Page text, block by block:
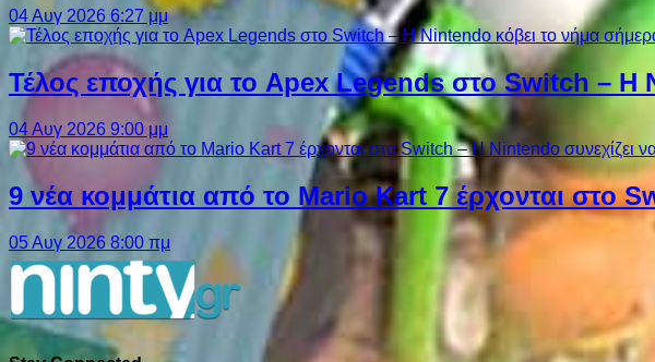
04 Αυγ 2026 6:27 μμ
Τέλος εποχής για το Apex Legends στο Switch –
04 Αυγ 2026 9:00 μμ
9 νέα κομμάτια από το Mario Kart 7 έρχονται στο
05 Αυγ 2026 8:00 πμ